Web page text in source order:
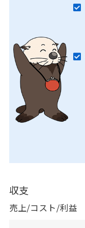
収支
売上/コスト/利益